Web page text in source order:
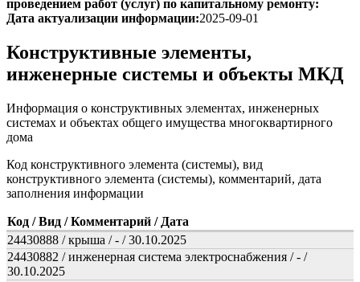
проведением работ (услуг) по капитальному ремонту:
Дата актуализации информации:2025-09-01
Конструктивные элементы,
инженерные системы и объекты МКД
Информация о конструктивных элементах, инженерных
системах и объектах общего имущества многоквартирного
дома
Код конструктивного элемента (системы), вид
конструктивного элемента (системы), комментарий, дата
заполнения информации
Код / Вид / Комментарий / Дата
24430888 / крыша / - / 30.10.2025
24430882 / инженерная система электроснабжения / - /
30.10.2025